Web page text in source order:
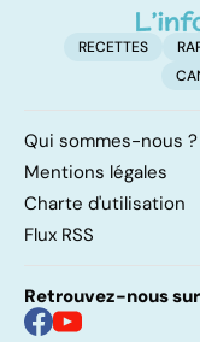
RECETTES
Qui sommes-nous ?
Mentions légales
Charte d'utilisation
Flux RSS
Retrouvez-nous sur